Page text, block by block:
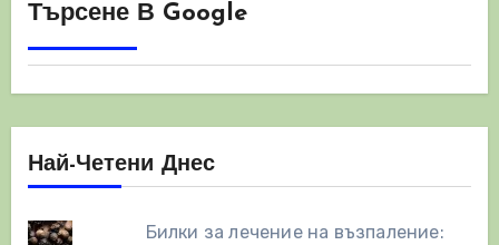
Търсене В Google
Най-Четени Днес
Билки за лечение на възпаление: